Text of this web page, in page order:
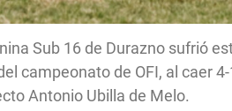
Sub 16 de Durazno sufrió
campeonato de OFI, al caer
Antonio Ubilla de Melo.